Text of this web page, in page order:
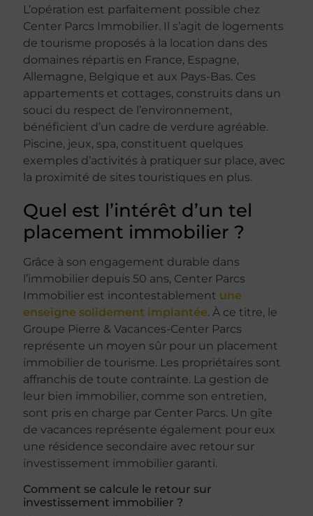
L’opération est parfaitement possible chez
Center Parcs Immobilier. Il s’agit de logements
de tourisme proposés à la location dans des
domaines répartis en France, Espagne,
Allemagne, Belgique et aux Pays-Bas. Ces
appartements et cottages, construits dans un
souci du respect de l’environnement,
bénéficient d’un cadre de verdure agréable.
Piscine, jeux, spa, constituent quelques
exemples d’activités à pratiquer sur place, avec
la proximité de sites touristiques en plus.
Quel est l’intérêt d’un tel
placement immobilier ?
Grâce à son engagement durable dans
l’immobilier depuis 50 ans, Center Parcs
Immobilier est incontestablement une
enseigne solidement implantée. À ce titre, le
Groupe Pierre & Vacances-Center Parcs
représente un moyen sûr pour un placement
immobilier de tourisme. Les propriétaires sont
affranchis de toute contrainte. La gestion de
leur bien immobilier, comme son entretien,
sont pris en charge par Center Parcs. Un gîte
de vacances représente également pour eux
une résidence secondaire avec retour sur
investissement immobilier garanti.
Comment se calcule le retour sur
investissement immobilier ?